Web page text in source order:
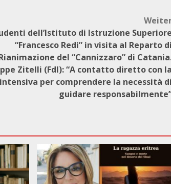
dell’Istituto di Istruzione Superiore
“Francesco Redi” in visita al Reparto di
del “Cannizzaro” di
Zitelli (FdI): “A contatto diretto con la
per comprendere la necessità di
guidare